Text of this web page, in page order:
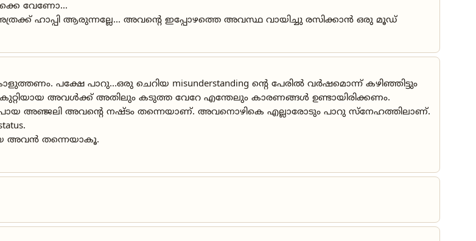
വേണോ...
ഹാപ്പി ആരുന്നല്ലേ... അവൻ്റെ ഇപ്പോഴത്തെ അവസ്ഥ വായിച്ചു രസിക്കാൻ ഒരു മൂഡ്
പക്ഷേ പാറു…ഒരു ചെറിയ misunderstanding ൻ്റെ പേരിൽ വർഷമൊന്ന് കഴിഞ്ഞിട്ടും
അവൾക്ക് അതിലും കടുത്ത വേറേ എന്തേലും കാരണങ്ങൾ ഉണ്ടായിരിക്കണം.
അഞ്ജലി അവൻ്റെ നഷ്ടം തന്നെയാണ്. അവനൊഴികെ എല്ലാരോടും പാറു സ്നേഹത്തിലാണ്.
അവൻ തന്നെയാകൂ.